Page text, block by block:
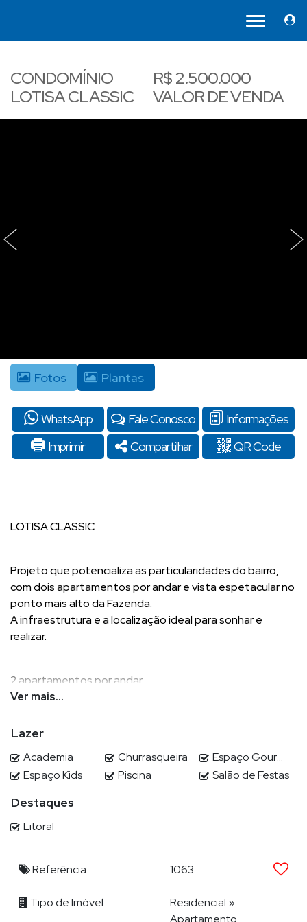
CONDOMÍNIO
LOTISA CLASSIC
R$2.500.000
VALOR DE VENDA
‹ ›
Fotos Plantas
WhatsApp Fale Conosco
Informações
Imprimir
Compartilhar QR Code
LOTISA CLASSIC
Projeto que potencializa as particularidades do bairro,
com dois apartamentos por andar e vista espetacular no
ponto mais alto da Fazenda.
A infraestrutura e a localização ideal para sonhar e
realizar.
2 apartamentos por andar
Hobby box
Porcelanato no living
Sacada gourmet aberta com churrasqueira a carvão
Cozinha gourmet
3 suítes (suíte master ampliada com closet)
Varanda na suíte master
Área de serviço
Ver mais...
Lazer
Academia Churrasqueira
Espaço Gourmet
Espaço Kids
Piscina Salão de Festas
Destaques
Litoral
Referência: 1063
Tipo de Imóvel: Residencial »